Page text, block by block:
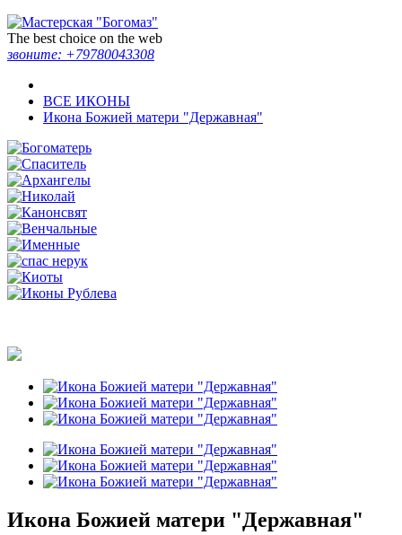
The best choice on the web
звоните: +79780043308
ВСЕ ИКОНЫ
Икона Божией матери "Державная"
Икона Божией матери "Державная"